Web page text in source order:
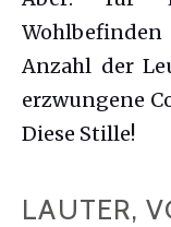
Anzahl der
erzwungene
Diese Stille!
LAUTER,